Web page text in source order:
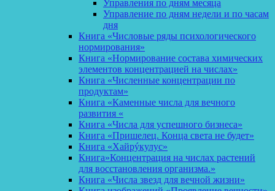
Управления по дням месяца
Управление по дням недели и по часам
дня
Книга «Числовые ряды психологического
нормирования»
Книга «Нормирование состава химических
элементов концентрацией на числах»
Книга «Численные концентрации по
продуктам»
Книга «Каменные числа для вечного
развития «
Книга «Числа для успешного бизнеса»
Книга «Пришелец. Конца света не будет»
Книга «Хайрýкулус»
Книга»Концентрация на числах растений
для восстановления организма.»
Книга «Числа звезд для вечной жизни»